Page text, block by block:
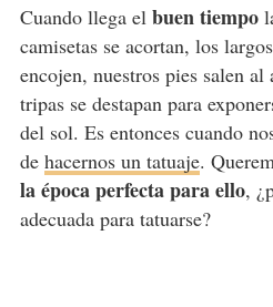
Cuando llega el buen tiempo
camisetas se acortan, los
encojen, nuestros pies salen
tripas se destapan para
del sol. Es entonces cuando
de hacernos un tatuaje.
la época perfecta para ello,
adecuada para tatuarse?